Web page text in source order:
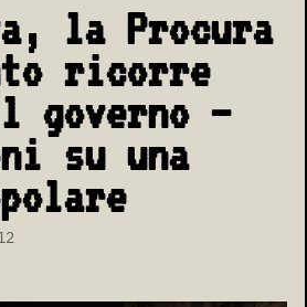
la Procura
ricorre
governo –
su una